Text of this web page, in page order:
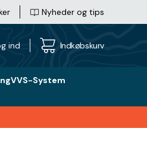
Nyheder og tips
ind Indkøbskurv
VVS-System